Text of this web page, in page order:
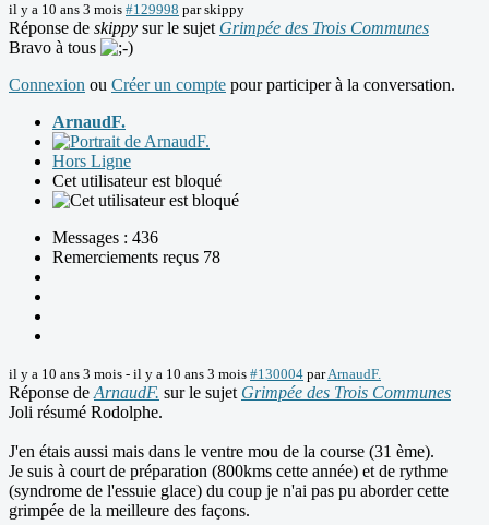
il y a 10 ans 3 mois #129998 parskippy
Réponse de skippy sur le sujet Grimpée des Trois Communes
Bravo à tous
Connexion ou Créer un compte pour participer à la conversation.
ArnaudF.
Hors Ligne
Cet utilisateur est bloqué
Messages : 436
Remerciements reçus 78
il y a 10 ans 3 mois - il y a 10 ans 3 mois #130004 parArnaudF.
Réponse de ArnaudF. sur le sujet Grimpée des Trois Communes
Joli résumé Rodolphe.
J'en étais aussi mais dans le ventre mou de la course (31 ème).
Je suis à court de préparation (800kms cette année) et de rythme
(syndrome de l'essuie glace) du coup je n'ai pas pu aborder cette
grimpée de la meilleure des façons.